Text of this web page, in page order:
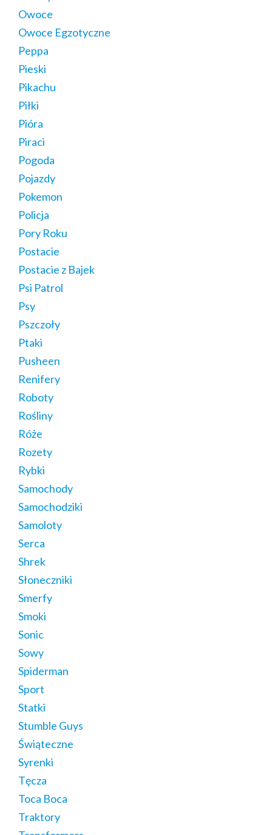
Owoce
Owoce Egzotyczne
Peppa
Pieski
Pikachu
Piłki
Pióra
Piraci
Pogoda
Pojazdy
Pokemon
Policja
Pory Roku
Postacie
Postacie z Bajek
Psi Patrol
Psy
Pszczoły
Ptaki
Pusheen
Renifery
Roboty
Rośliny
Róże
Rozety
Rybki
Samochody
Samochodziki
Samoloty
Serca
Shrek
Słoneczniki
Smerfy
Smoki
Sonic
Sowy
Spiderman
Sport
Statki
Stumble Guys
Świąteczne
Syrenki
Tęcza
Toca Boca
Traktory